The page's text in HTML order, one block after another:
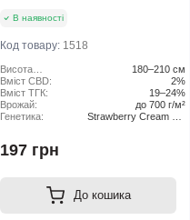
В наявності
Код товару: 1518
Висота
рослини:
180–210 см
Вміст CBD:
2%
Вміст ТГК:
19–24%
Врожай:
до 700 г/м²
Генетика:
Strawberry Cream Pie
197 грн
До кошика